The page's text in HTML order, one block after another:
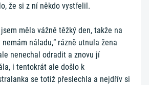
že si z ní někdo vystřelil.
měla vážně těžký den, takže na
náladu,” rázně utnula žena
nenechal odradit a znovu jí
i tentokrát ale došlo k
se totiž přeslechla a nejdřív si